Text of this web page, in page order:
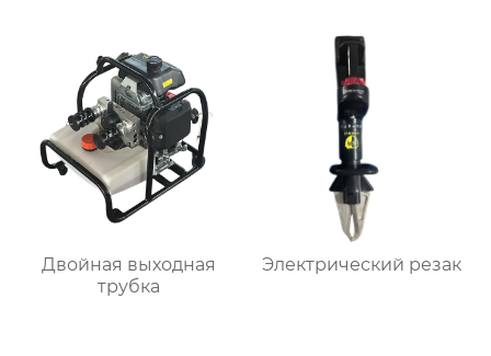
Двойная выходная
трубка
Электрический резак